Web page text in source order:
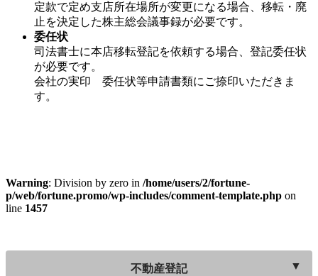
定款で定め支店所在場所が変更になる場合、移転・廃
止を決定した株主総会議事録が必要です。
委任状
司法書士に本店移転登記を依頼する場合、登記委任状
が必要です。
会社の実印 委任状等申請書類にご捺印いただきま
す。
Warning: Division by zero in /home/users/2/fortune-
p/web/fortune.promo/wp-includes/comment-template.php on
line 1457
不動産登記